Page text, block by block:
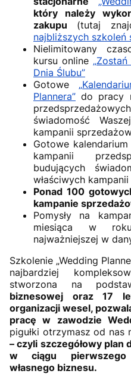
który należy
zakupu (tutaj
najbliższych szkoleń
Nielimitowany
kursu online
Dnia Ślubu”
Gotowe
Plannera” do pracy
świadomość
kampanii
Gotowe
kampanii
budujących
właściwych
Ponad 100
kampanie
Pomysły na
miesiąca w
najważniejszej w
Szkolenie „Wedding
najbardziej
stworzona na
biznesowej oraz 17
organizacji wesel,
pracę w zawodzie
pigułki otrzymasz od nas
– czyli szczegółowy plan
w ciągu pierwszego
własnego biznesu.